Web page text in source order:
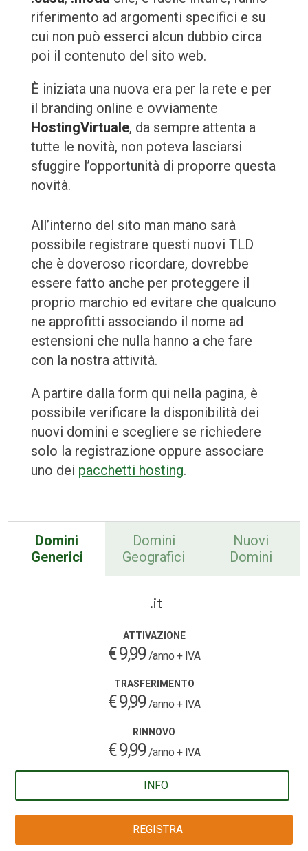
riferimento ad argomenti specifici e su
cui non può esserci alcun dubbio circa
poi il contenuto del sito web.
È iniziata una nuova era per la rete e per
il branding online e ovviamente
HostingVirtuale, da sempre attenta a
tutte le novità, non poteva lasciarsi
sfuggire l’opportunità di proporre questa
novità.
All’interno del sito man mano sarà
possibile registrare questi nuovi TLD
che è doveroso ricordare, dovrebbe
essere fatto anche per proteggere il
proprio marchio ed evitare che qualcuno
ne approfitti associando il nome ad
estensioni che nulla hanno a che fare
con la nostra attività.
A partire dalla form qui nella pagina, è
possibile verificare la disponibilità dei
nuovi domini e scegliere se richiedere
solo la registrazione oppure associare
uno dei pacchetti hosting.
Domini
Generici
Domini
Geografici
Nuovi
Domini
.it
ATTIVAZIONE
€ 9,99/anno + IVA
TRASFERIMENTO
€ 9,99 /anno + IVA
RINNOVO
€ 9,99/anno + IVA
INFO
REGISTRA